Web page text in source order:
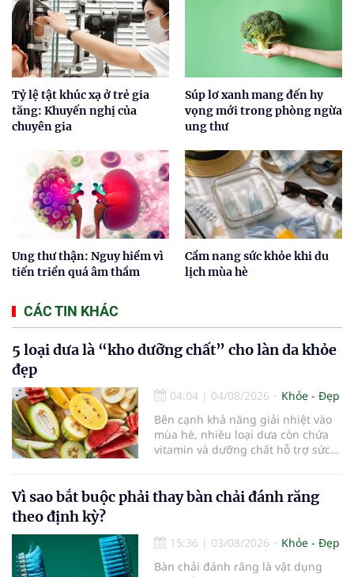
Tỷ lệ tật khúc xạ ở trẻ gia
tăng: Khuyến nghị của
chuyên gia
Súp lơ xanh mang đến hy
vọng mới trong phòng ngừa
ung thư
Ung thư thận: Nguy hiểm vì
tiến triển quá âm thầm
Cẩm nang sức khỏe khi du
lịch mùa hè
CÁC TIN KHÁC
5 loại dưa là “kho dưỡng chất” cho làn da khỏe
đẹp
04:04 | 04/08/2026
Khỏe - Đẹp
Bên cạnh khả năng giải nhiệt vào
mùa hè, nhiều loại dưa còn chứa
vitamin và dưỡng chất hỗ trợ sức
Vì sao bắt buộc phải thay bàn chải đánh răng
theo định kỳ?
15:36 | 03/08/2026
Khỏe - Đẹp
Bàn chải đánh răng là vật dụng